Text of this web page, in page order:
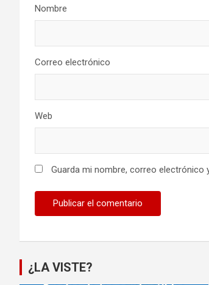
Nombre
Correo electrónico
Web
Guarda mi nombre, correo electrónico
¿LA VISTE?